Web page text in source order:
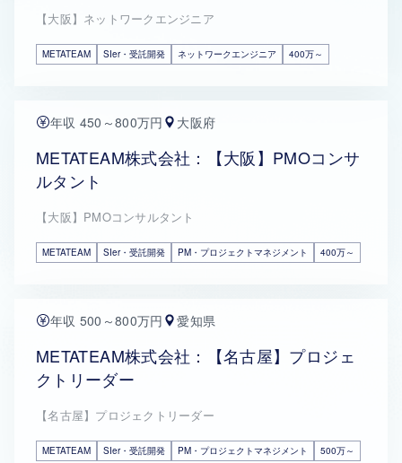
【大阪】ネットワークエンジニア
METATEAM SIer・受託開発 ネットワークエンジニア 400万～
年収 450～800万円 大阪府
METATEAM株式会社：【大阪】PMOコンサ
ルタント
【大阪】PMOコンサルタント
METATEAM SIer・受託開発 PM・プロジェクトマネジメント 400万～
年収 500～800万円 愛知県
METATEAM株式会社：【名古屋】プロジェ
クトリーダー
【名古屋】プロジェクトリーダー
METATEAM SIer・受託開発 PM・プロジェクトマネジメント 500万～